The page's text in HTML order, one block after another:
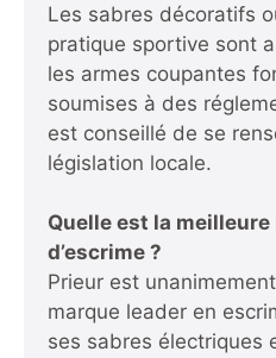
Les sabres décoratifs
pratique sportive sont
les armes coupantes
soumises à des
est conseillé de se
législation locale.
Quelle est la
d’escrime ?
Prieur est
marque leader en
ses sabres électriques